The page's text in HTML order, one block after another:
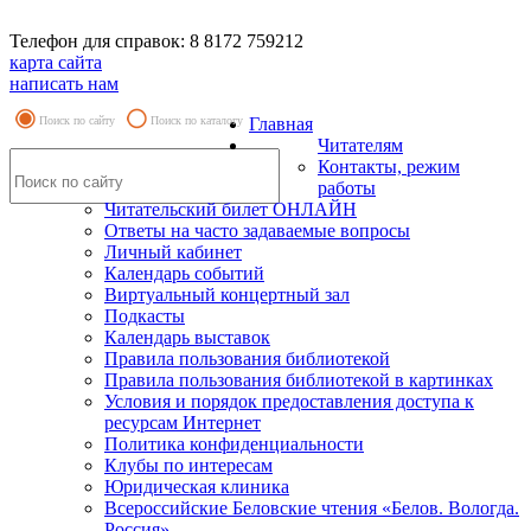
Телефон для справок: 8 8172 759212
карта сайта
написать нам
Поиск по сайту Поиск по каталогу Главная
Читателям
Контакты, режим
работы
Читательский билет ОНЛАЙН
Ответы на часто задаваемые вопросы
Личный кабинет
Календарь событий
Виртуальный концертный зал
Подкасты
Календарь выставок
Правила пользования библиотекой
Правила пользования библиотекой в картинках
Условия и порядок предоставления доступа к
ресурсам Интернет
Политика конфиденциальности
Клубы по интересам
Юридическая клиника
Всероссийские Беловские чтения «Белов. Вологда.